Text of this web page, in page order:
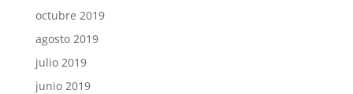
octubre 2019
agosto 2019
julio 2019
junio 2019